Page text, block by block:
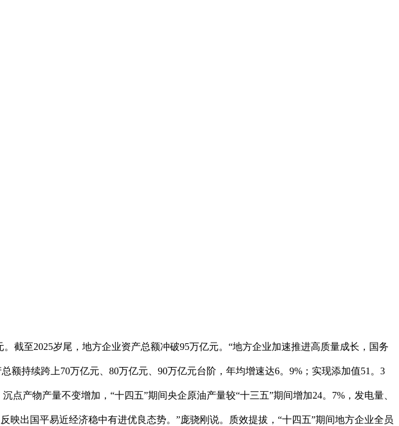
至2025岁尾，地方企业资产总额冲破95万亿元。“地方企业加速推进高质量成长，国务
持续跨上70万亿元、80万亿元、90万亿元台阶，年均增速达6。9%；实现添加值51。3
点产物产量不变增加，“十四五”期间央企原油产量较“十三五”期间增加24。7%，发电量、
出国平易近经济稳中有进优良态势。”庞骁刚说。质效提拔，“十四五”期间地方企业全员